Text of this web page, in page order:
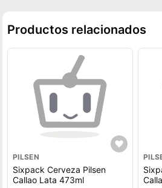
Productos relacionados
PILSEN
Sixpack Cerveza Pilsen
Callao Lata 473ml